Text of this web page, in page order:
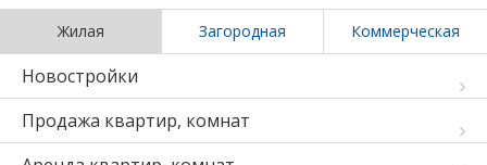
Жилая Загородная Коммерческая
Новостройки
Продажа квартир, комнат